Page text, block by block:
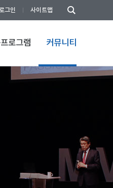
로그인 사이트맵
로그램 커뮤니티